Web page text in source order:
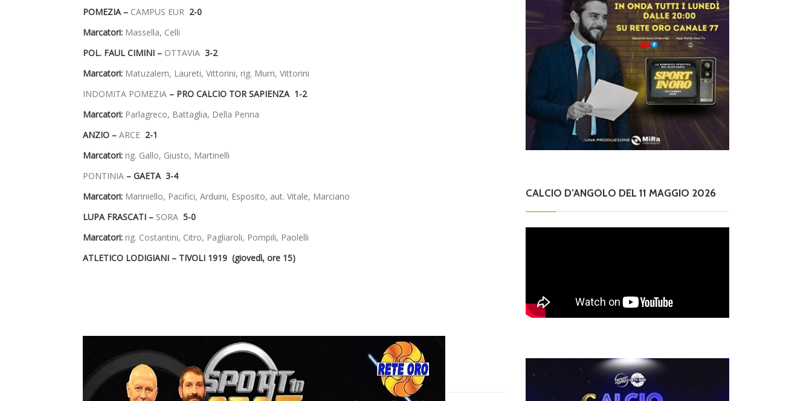
POMEZIA – CAMPUS EUR 2-0
Marcatori: Massella, Celli
POL. FAUL CIMINI – OTTAVIA 3-2
Marcatori: Matuzalem, Laureti, Vittorini, rig. Murri, Vittorini
INDOMITA POMEZIA – PRO CALCIO TOR SAPIENZA 1-2
Marcatori: Parlagreco, Battaglia, Della Penna
ANZIO – ARCE 2-1
Marcatori: rig. Gallo, Giusto, Martinelli
PONTINIA – GAETA 3-4
Marcatori: Mariniello, Pacifici, Arduini, Esposito, aut. Vitale, Marciano
LUPA FRASCATI – SORA 5-0
Marcatori: rig. Costantini, Citro, Pagliaroli, Pompili, Paolelli
ATLETICO LODIGIANI – TIVOLI 1919 (giovedì, ore 15)
CALCIO D’ANGOLO DEL 11 MAGGIO 2026